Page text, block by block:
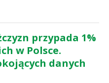
przypada 1%
w Polsce.
danych